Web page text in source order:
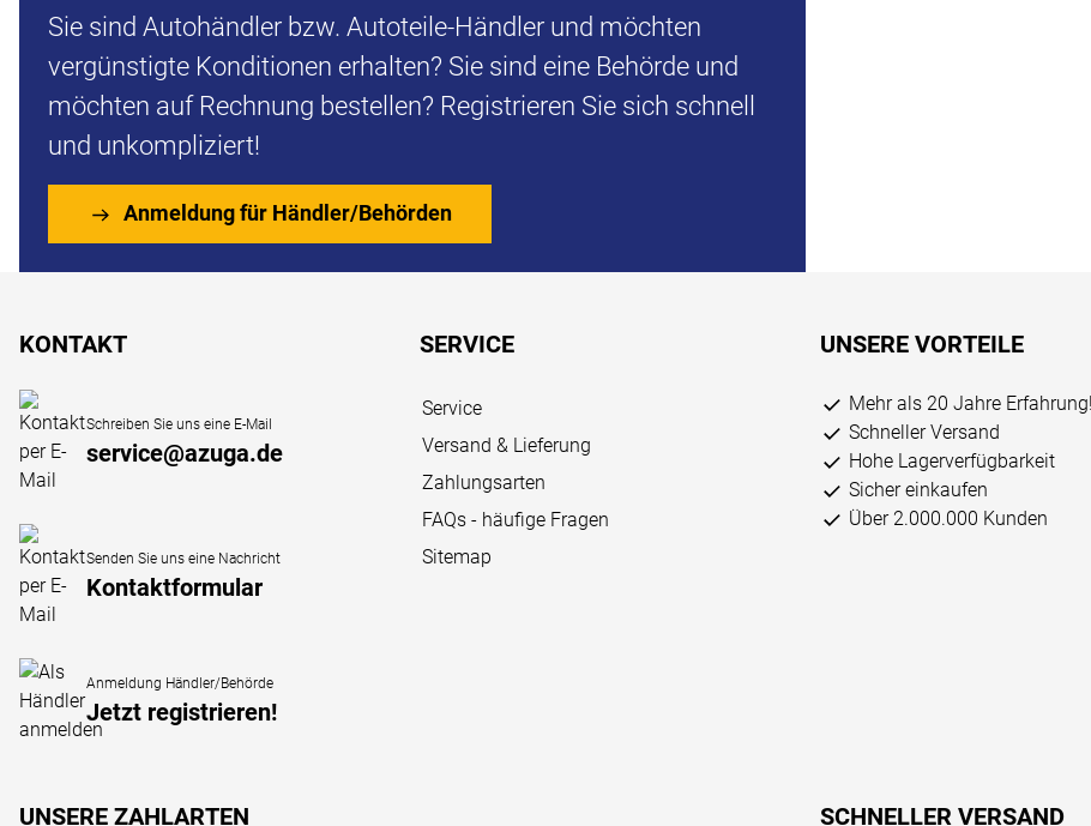
Sie sind Autohändler bzw. Autoteile-Händler und möchten
vergünstigte Konditionen erhalten? Sie sind eine Behörde und
möchten auf Rechnung bestellen? Registrieren Sie sich schnell
und unkompliziert!
Anmeldung für Händler/Behörden
KONTAKT
Schreiben Sie uns eine E-Mail
service@azuga.de
Senden Sie uns eine Nachricht
Kontaktformular
Anmeldung Händler/Behörde
Jetzt registrieren!
SERVICE
Service
Versand & Lieferung
Zahlungsarten
FAQs - häufige Fragen
Sitemap
UNSERE VORTEILE
Mehr als 20 Jahre Erfahrung!
Schneller Versand
Hohe Lagerverfügbarkeit
Sicher einkaufen
Über 2.000.000 Kunden
UNSERE ZAHLARTEN SCHNELLER VERSAND